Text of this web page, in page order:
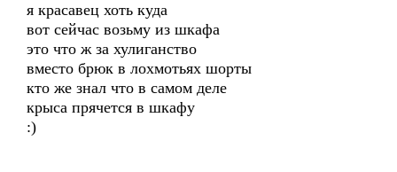
я красавец хоть куда
вот сейчас возьму из шкафа
это что ж за хулиганство
вместо брюк в лохмотьях шорты
кто же знал что в самом деле
крыса прячется в шкафу
:)